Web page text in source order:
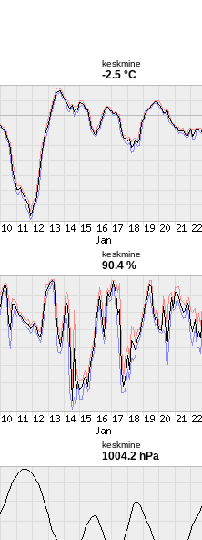
keskmine
-2.5 °C
keskmine
90.4 %
keskmine
1004.2 hPa